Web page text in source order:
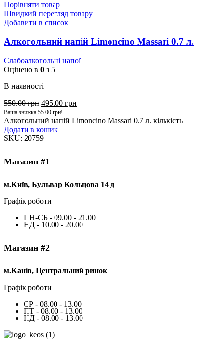
Порівняти товар
Швидкий перегляд товару
Добавити в список
Алкогольний напій Limoncino Massari 0.7 л.
Слабоалкогольні напої
Оцінено в 0 з 5
В наявності
550.00грн 495.00 грн
Ваша знижка 55.00 грн!
Алкогольний напій Limoncino Massari 0.7 л. кількість
Додати в кошик
SKU: 20759
Магазин #1
м.Київ, Бульвар Кольцова 14 д
Графік роботи
ПН-СБ - 09.00 - 21.00
НД - 10.00 - 20.00
Магазин #2
м.Канів, Центральний ринок
Графік роботи
СР - 08.00 - 13.00
ПТ - 08.00 - 13.00
НД - 08.00 - 13.00